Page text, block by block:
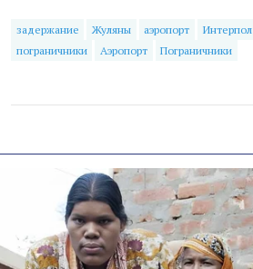
задержание Жуляны аэропорт Интерпол
пограничники
Аэропорт Пограничники